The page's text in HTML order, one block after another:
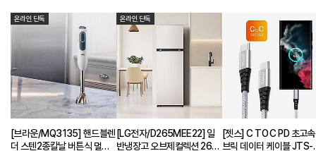
온라인 단독
[브라운/MQ3135] 핸드블렌
더 스텐2종칼날 버튼식 멀티
온라인 단독
[LG전자/D265MEE22] 일
반냉장고 오브제컬렉션 264
[젯스] C TO C PD 초고
브릭 데이터 케이블 JTS-